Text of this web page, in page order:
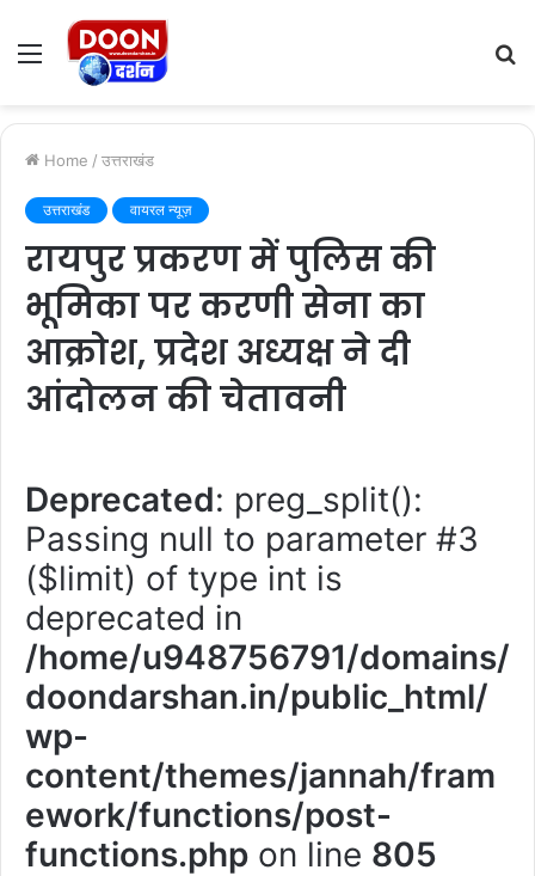
Menu
Home / उत्तराखंड
उत्तराखंड वायरल न्यूज़
रायपुर प्रकरण में पुलिस की
भूमिका पर करणी सेना का
आक्रोश, प्रदेश अध्यक्ष ने दी
आंदोलन की चेतावनी
Deprecated: preg_split():
Passing null to parameter #3
($limit) of type int is
deprecated in
/home/u948756791/domains/
doondarshan.in/public_html/
wp-
content/themes/jannah/fram
ework/functions/post-
functions.php on line 805